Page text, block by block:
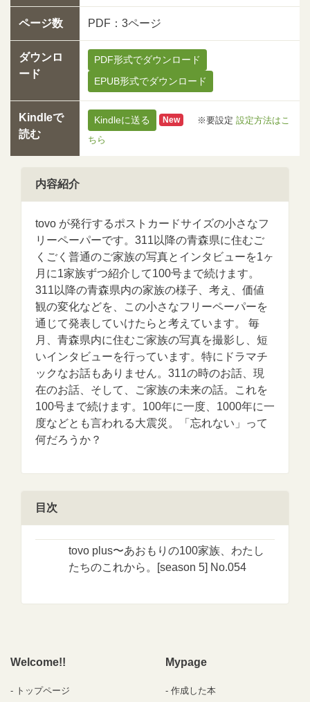
ページ数 PDF：3ページ
ダウンロ
ード
PDF形式でダウンロード
EPUB形式でダウンロード
Kindleで
読む
Kindleに送る New ※要設定 設定方法はこ
ちら
内容紹介
tovo が発行するポストカードサイズの小さなフ
リーペーパーです。311以降の青森県に住むご
くごく普通のご家族の写真とインタビューを1ヶ
月に1家族ずつ紹介して100号まで続けます。
311以降の青森県内の家族の様子、考え、価値
観の変化などを、この小さなフリーペーパーを
通じて発表していけたらと考えています。 毎
月、青森県内に住むご家族の写真を撮影し、短
いインタビューを行っています。特にドラマチ
ックなお話もありません。311の時のお話、現
在のお話、そして、ご家族の未来の話。これを
100号まで続けます。100年に一度、1000年に一
度などとも言われる大震災。「忘れない」って
何だろうか？
目次
tovo plus〜あおもりの100家族、わたし
たちのこれから。[season 5] No.054
Welcome!!
トップページ
Mypage
作成した本